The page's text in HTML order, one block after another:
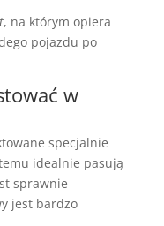
, na którym opiera
pojazdu po
w
specjalnie
idealnie pasują
sprawnie
jest bardzo